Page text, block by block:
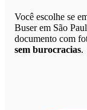
Você escolhe se
Buser em São
documento com
sem burocracias.